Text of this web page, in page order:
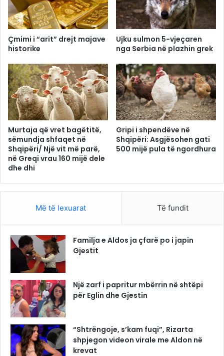
Çmimi i “arit” drejt majave
historike
Ujku sulmon 5-vjeçaren
nga Serbia në plazhin grek
Murtaja që vret bagëtitë,
sëmundja shfaqet në
Shqipëri/ Një vit më parë,
në Greqi vrau 160 mijë dele
dhe dhi
Gripi i shpendëve në
Shqipëri: Asgjësohen gati
500 mijë pula të ngordhura
Më të lexuarat Të fundit
Familja e Aldos ja çfarë po i japin
Gjestit
Një zarf i papritur mbërrin në shtëpi
për Eglin dhe Gjestin
“Shtrëngoje, s’kam fuqi”, Rizarta
shpjegon videon virale me Aldon në
krevat